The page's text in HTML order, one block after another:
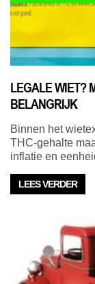
LEGALE WIET?
BELANGRIJK
Binnen het
THC-gehalte
inflatie en
LEES VERDER